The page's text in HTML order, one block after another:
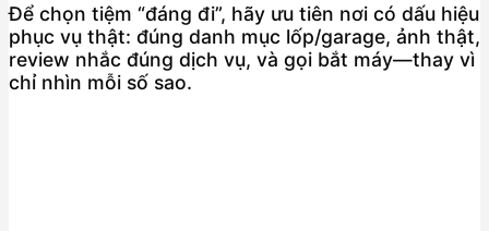
Để chọn tiệm “đáng đi”, hãy ưu tiên nơi có dấu hiệu
phục vụ thật: đúng danh mục lốp/garage, ảnh thật,
review nhắc đúng dịch vụ, và gọi bắt máy—thay vì
chỉ nhìn mỗi số sao.